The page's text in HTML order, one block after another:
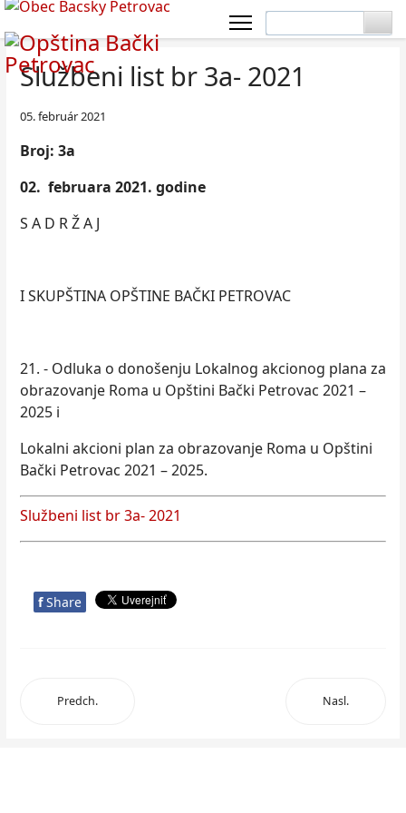
Službeni list br 3a- 2021
05. február 2021
Broj: 3a
02. februara 2021. godine
S A D R Ž A J
I SKUPŠTINA OPŠTINE BAČKI PETROVAC
21. - Odluka o donošenju Lokalnog akcionog plana za
obrazovanje Roma u Opštini Bački Petrovac 2021 –
2025 i
Lokalni akcioni plan za obrazovanje Roma u Opštini
Bački Petrovac 2021 – 2025.
Službeni list br 3a- 2021
f Share
Predch. Nasl.